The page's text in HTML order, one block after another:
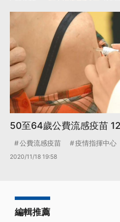
50至64歲公費流感疫苗
公費流感疫苗 疫情指揮中心
2020/11/18 19:58
編輯推薦